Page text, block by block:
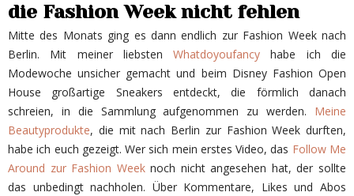
die Fashion Week nicht fehlen
Mitte des Monats ging es dann endlich zur Fashion Week nach
Berlin. Mit meiner liebstenWhatdoyoufancy habe ich die
Modewoche unsicher gemacht und beim Disney Fashion Open
House großartige Sneakers entdeckt, die förmlich danach
schreien, in die Sammlung aufgenommen zu werden. Meine
Beautyprodukte, die mit nach Berlin zur Fashion Week durften,
habe ich euch gezeigt. Wer sich mein erstes Video, das Follow Me
Around zur Fashion Weeknoch nicht angesehen hat, der sollte
das unbedingt nachholen. Über Kommentare, Likes und Abos